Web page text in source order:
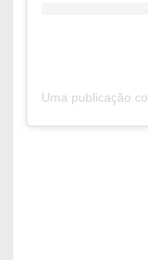
Uma publicação